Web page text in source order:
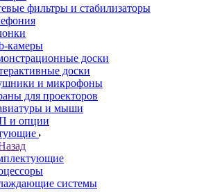
фильтры и стабилизаторы
камеры
доски
доски
и микрофоны
для проекторов
и мыши
и опции
системы